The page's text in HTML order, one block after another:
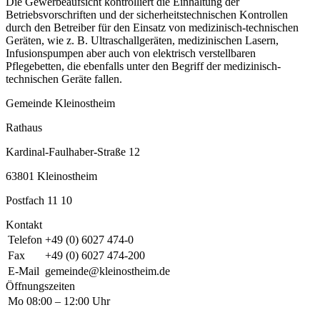
Betriebsvorschriften und der sicherheitstechnischen Kontrollen
durch den Betreiber für den Einsatz von medizinisch-technischen
Geräten, wie z. B. Ultraschallgeräten, medizinischen Lasern,
Infusionspumpen aber auch von elektrisch verstellbaren
Pflegebetten, die ebenfalls unter den Begriff der medizinisch-
technischen Geräte fallen.
Gemeinde Kleinostheim
Rathaus
Kardinal-Faulhaber-Straße 12
63801 Kleinostheim
Postfach 11 10
Kontakt
Telefon +49 (0) 6027 474-0
Fax
+49 (0) 6027 474-200
E-Mail gemeinde@kleinostheim.de
Öffnungszeiten
Mo 08:00 – 12:00 Uhr